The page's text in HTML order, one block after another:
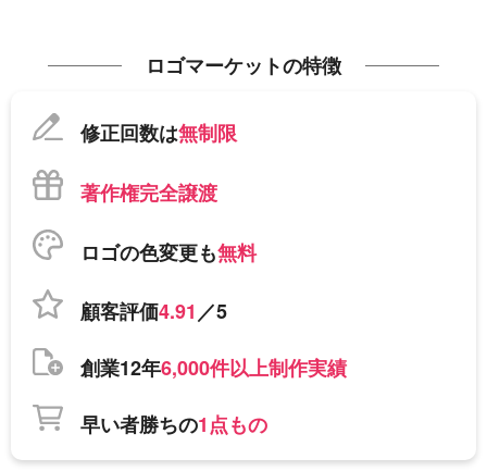
ロゴマーケットの特徴
修正回数は無制限
著作権完全譲渡
ロゴの色変更も無料
顧客評価4.91／5
創業12年6,000件以上制作実績
早い者勝ちの1点もの